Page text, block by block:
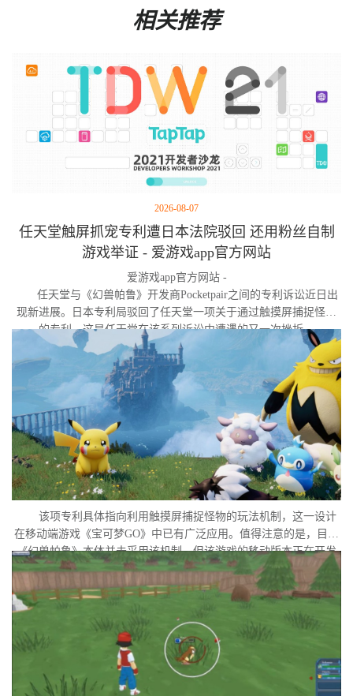
相关推荐
2026-08-07
任天堂触屏抓宠专利遭日本法院驳回 还用粉丝自制
游戏举证 - 爱游戏app官方网站
爱游戏app官方网站 -
任天堂与《幻兽帕鲁》开发商Pocketpair之间的专利诉讼近日出
现新进展。日本专利局驳回了任天堂一项关于通过触摸屏捕捉怪物
的专利，这是任天堂在该系列诉讼中遭遇的又一次挫折。
该项专利具体指向利用触摸屏捕捉怪物的玩法机制，这一设计
在移动端游戏《宝可梦GO》中已有广泛应用。值得注意的是，目前
《幻兽帕鲁》本体并未采用该机制，但该游戏的移动版本正在开发
中。外界普遍认为，这很可能是任天堂在当前时间点针对此项专利
发起诉讼的直接原因。